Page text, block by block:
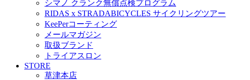
シマノ クランク無償点検プログラム
RIDAS x STRADABICYCLES サイクリングツアー
KeePerコーティング
メールマガジン
取扱ブランド
トライアスロン
STORE
草津本店